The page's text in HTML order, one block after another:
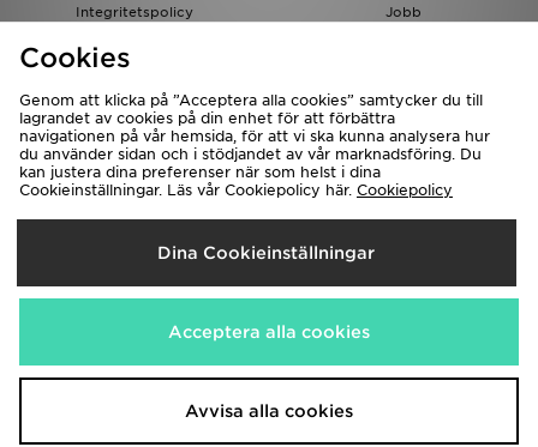
Integritetspolicy
Jobb
JD-bloggen
Levererar Till
Sverige
Vi accepterar följande betalningssätt
Besök bolagets hemsida på www.jdplc.com
Cookies
Genom att klicka på ”Acceptera alla cookies” samtycker du till
lagrandet av cookies på din enhet för att förbättra
navigationen på vår hemsida, för att vi ska kunna analysera hur
du använder sidan och i stödjandet av vår marknadsföring. Du
kan justera dina preferenser när som helst i dina
Cookieinställningar. Läs vår Cookiepolicy här. Cookiepolicy
Dina Cookieinställningar
Acceptera alla cookies
Avvisa alla cookies